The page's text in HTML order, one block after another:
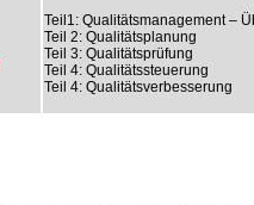
Teil1: Qualitätsmanagement –
Teil 2: Qualitätsplanung
Teil 3: Qualitätsprüfung
Teil 4: Qualitätssteuerung
Teil 4: Qualitätsverbesserung